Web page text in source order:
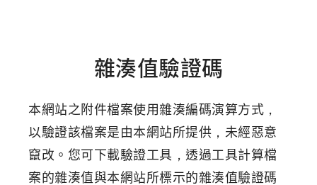
雜湊值驗證碼
本網站之附件檔案使用雜湊編碼演算方式，
以驗證該檔案是由本網站所提供，未經惡意
竄改。您可下載驗證工具，透過工具計算檔
案的雜湊值與本網站所標示的雜湊值驗證碼